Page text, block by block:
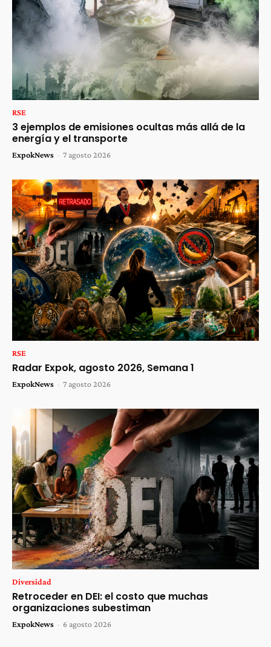
RSE
3 ejemplos de emisiones ocultas más allá de la
energía y el transporte
ExpokNews - 7 agosto 2026
RSE
Radar Expok, agosto 2026, Semana 1
ExpokNews - 7 agosto 2026
Diversidad
Retroceder en DEI: el costo que muchas
organizaciones subestiman
ExpokNews - 6 agosto 2026